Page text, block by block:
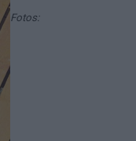
Fotos: